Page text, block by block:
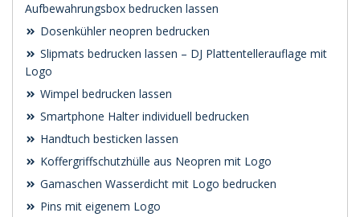
Aufbewahrungsbox bedrucken lassen
Dosenkühler neopren bedrucken
Slipmats bedrucken lassen – DJ Plattentellerauflage mit
Logo
Wimpel bedrucken lassen
Smartphone Halter individuell bedrucken
Handtuch besticken lassen
Koffergriffschutzhülle aus Neopren mit Logo
Gamaschen Wasserdicht mit Logo bedrucken
Pins mit eigenem Logo